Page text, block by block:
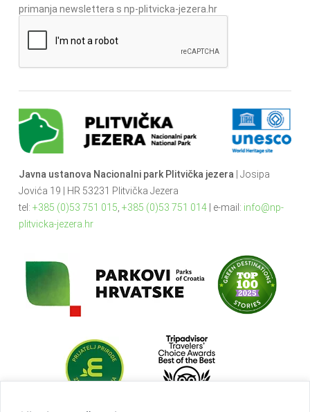
primanja newslettera s np-plitvicka-jezera.hr
Javna ustanova Nacionalni park Plitvička jezera| Josipa
Jovića 19 | HR 53231 Plitvička Jezera
tel: +385 (0)53 751 015, +385 (0)53 751 014| e-mail: info@np-
plitvicka-jezera.hr